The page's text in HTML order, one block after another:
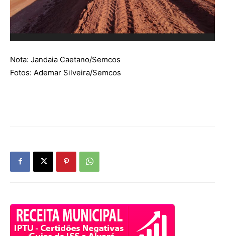
Nota: Jandaia Caetano/Semcos
Fotos: Ademar Silveira/Semcos